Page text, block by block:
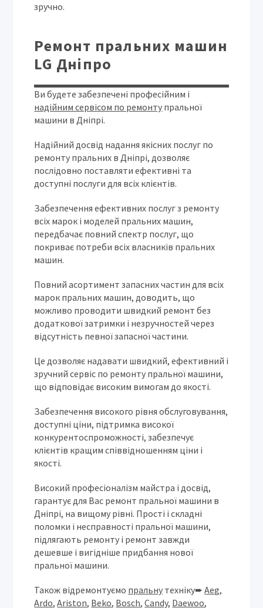
зручно.
Ремонт пральних машин
LG Дніпро
Ви будете забезпечені професійним і
надійним сервісом по ремонту пральної
машини в Дніпрі.
Надійний досвід надання якісних послуг по
ремонту пральних в Дніпрі, дозволяє
послідовно поставляти ефективні та
доступні послуги для всіх клієнтів.
Забезпечення ефективних послуг з ремонту
всіх марок і моделей пральних машин,
передбачає повний спектр послуг, що
покриває потреби всіх власників пральних
машин.
Повний асортимент запасних частин для всіх
марок пральних машин, доводить, що
можливо проводити швидкий ремонт без
додаткової затримки і незручностей через
відсутність певної запасної частини.
Це дозволяє надавати швидкий, ефективний і
зручний сервіс по ремонту пральної машини,
що відповідає високим вимогам до якості.
Забезпечення високого рівня обслуговування,
доступні ціни, підтримка високої
конкурентоспроможності, забезпечує
клієнтів кращим співвідношенням ціни і
якості.
Високий професіоналізм майстра і досвід,
гарантує для Вас ремонт пральної машини в
Дніпрі, на вищому рівні. Прості і складні
поломки і несправності пральної машини,
підлягають ремонту і ремонт завжди
дешевше і вигідніше придбання нової
пральної машини.
Також відремонтуємо пральну техніку➨Aeg,
Ardo,Ariston, Beko, Bosch,Candy, Daewoo,